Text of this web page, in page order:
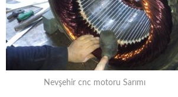
Nevşehir cnc motoru Sarımı